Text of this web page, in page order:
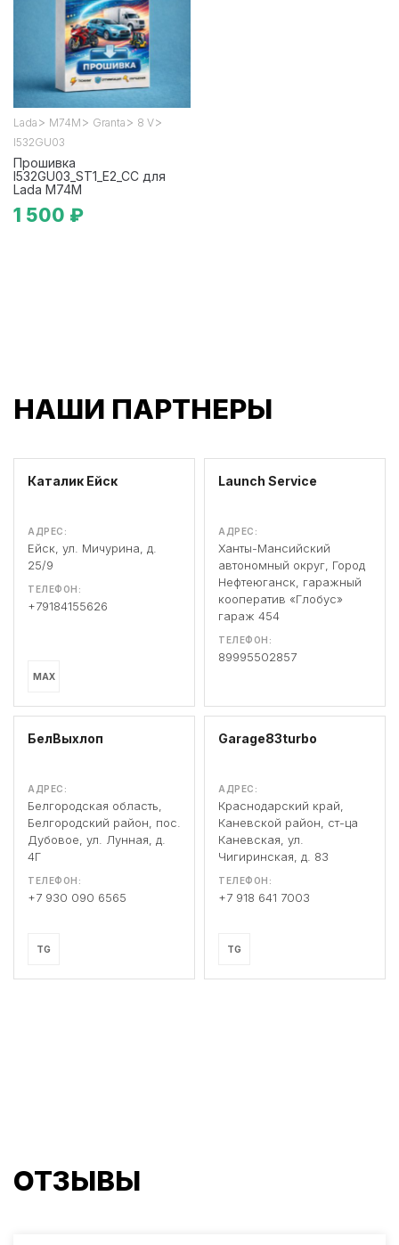
Lada > М74М > Granta > 8 V>
I532GU03
Прошивка
I532GU03_ST1_E2_CC для
Lada М74М
1 500 ₽
НАШИ ПАРТНЕРЫ
Каталик Ейск
АДРЕС:
Ейск, ул. Мичурина, д.
25/9
ТЕЛЕФОН:
+79184155626
MAX
Launch Service
АДРЕС:
Ханты-Мансийский
автономный округ, Город
Нефтеюганск, гаражный
кооператив «Глобус»
гараж 454
ТЕЛЕФОН:
89995502857
БелВыхлоп
АДРЕС:
Белгородская область,
Белгородский район, пос.
Дубовое, ул. Лунная, д.
4Г
ТЕЛЕФОН:
+7 930 090 6565
TG
Garage83turbo
АДРЕС:
Краснодарский край,
Каневской район, ст-ца
Каневская, ул.
Чигиринская, д. 83
ТЕЛЕФОН:
+7 918 641 7003
TG
ОТЗЫВЫ